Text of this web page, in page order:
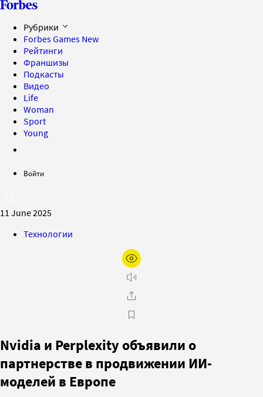
Рубрики
Forbes Games New
Рейтинги
Франшизы
Подкасты
Видео
Life
Woman
Sport
Young
Войти
11 June 2025
Технологии
Nvidia и Perplexity объявили о
партнерстве в продвижении ИИ-
моделей в Европе